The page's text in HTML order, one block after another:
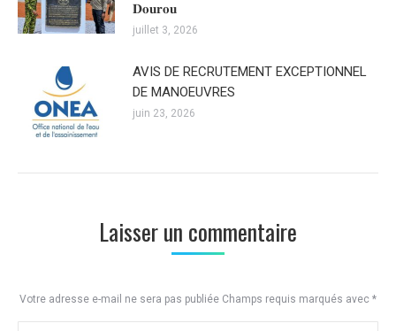
𝐃𝐨𝐮𝐫𝐨𝐮
juillet 3, 2026
AVIS DE RECRUTEMENT EXCEPTIONNEL
DE MANOEUVRES
juin 23, 2026
Laisser un commentaire
Votre adresse e-mail ne sera pas publiée Champs requis marqués avec *